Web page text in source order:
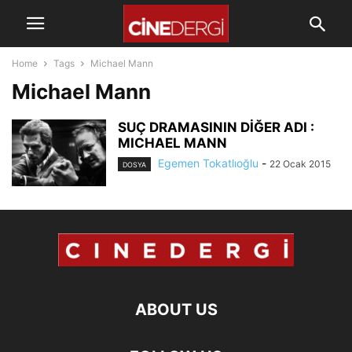
Home Tags Michael Mann
Michael Mann
SUÇ DRAMASININ DİĞER ADI :
MICHAEL MANN
DOSYA Egemen Tokatlıoğlu - 22 Ocak 2015
ABOUT US